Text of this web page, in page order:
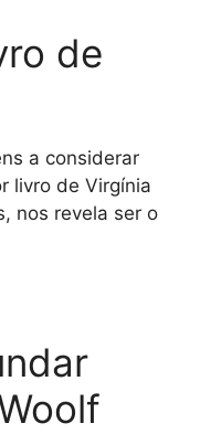
de
a considerar
livro de Virgínia
nos revela ser o